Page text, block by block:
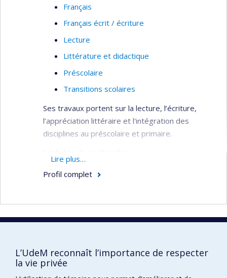
Français
Français écrit / écriture
Lecture
Littérature et didactique
Préscolaire
Transitions scolaires
Ses travaux portent sur la lecture, l’écriture,
l’appréciation littéraire et l'intégration des
disciplines au préscolaire et primaire.
Usage de la littérature jeunesse à des fins
Stratégies de production écrite
Éducation préscolaire
Lire plus…
Profil complet
Pavillon Marie-Victorin
90, avenue Vincent-d'Indy
L’UdeM reconnaît l’importance de respecter
la vie privée